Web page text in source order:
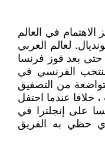
في العالم
لعالم العربي
حتى بعد فوز فرنسا
المنتخب الفرنسي في
من التصفيق
خلافا عندما احتفل
على إنجلترا في
حظي به الفريق